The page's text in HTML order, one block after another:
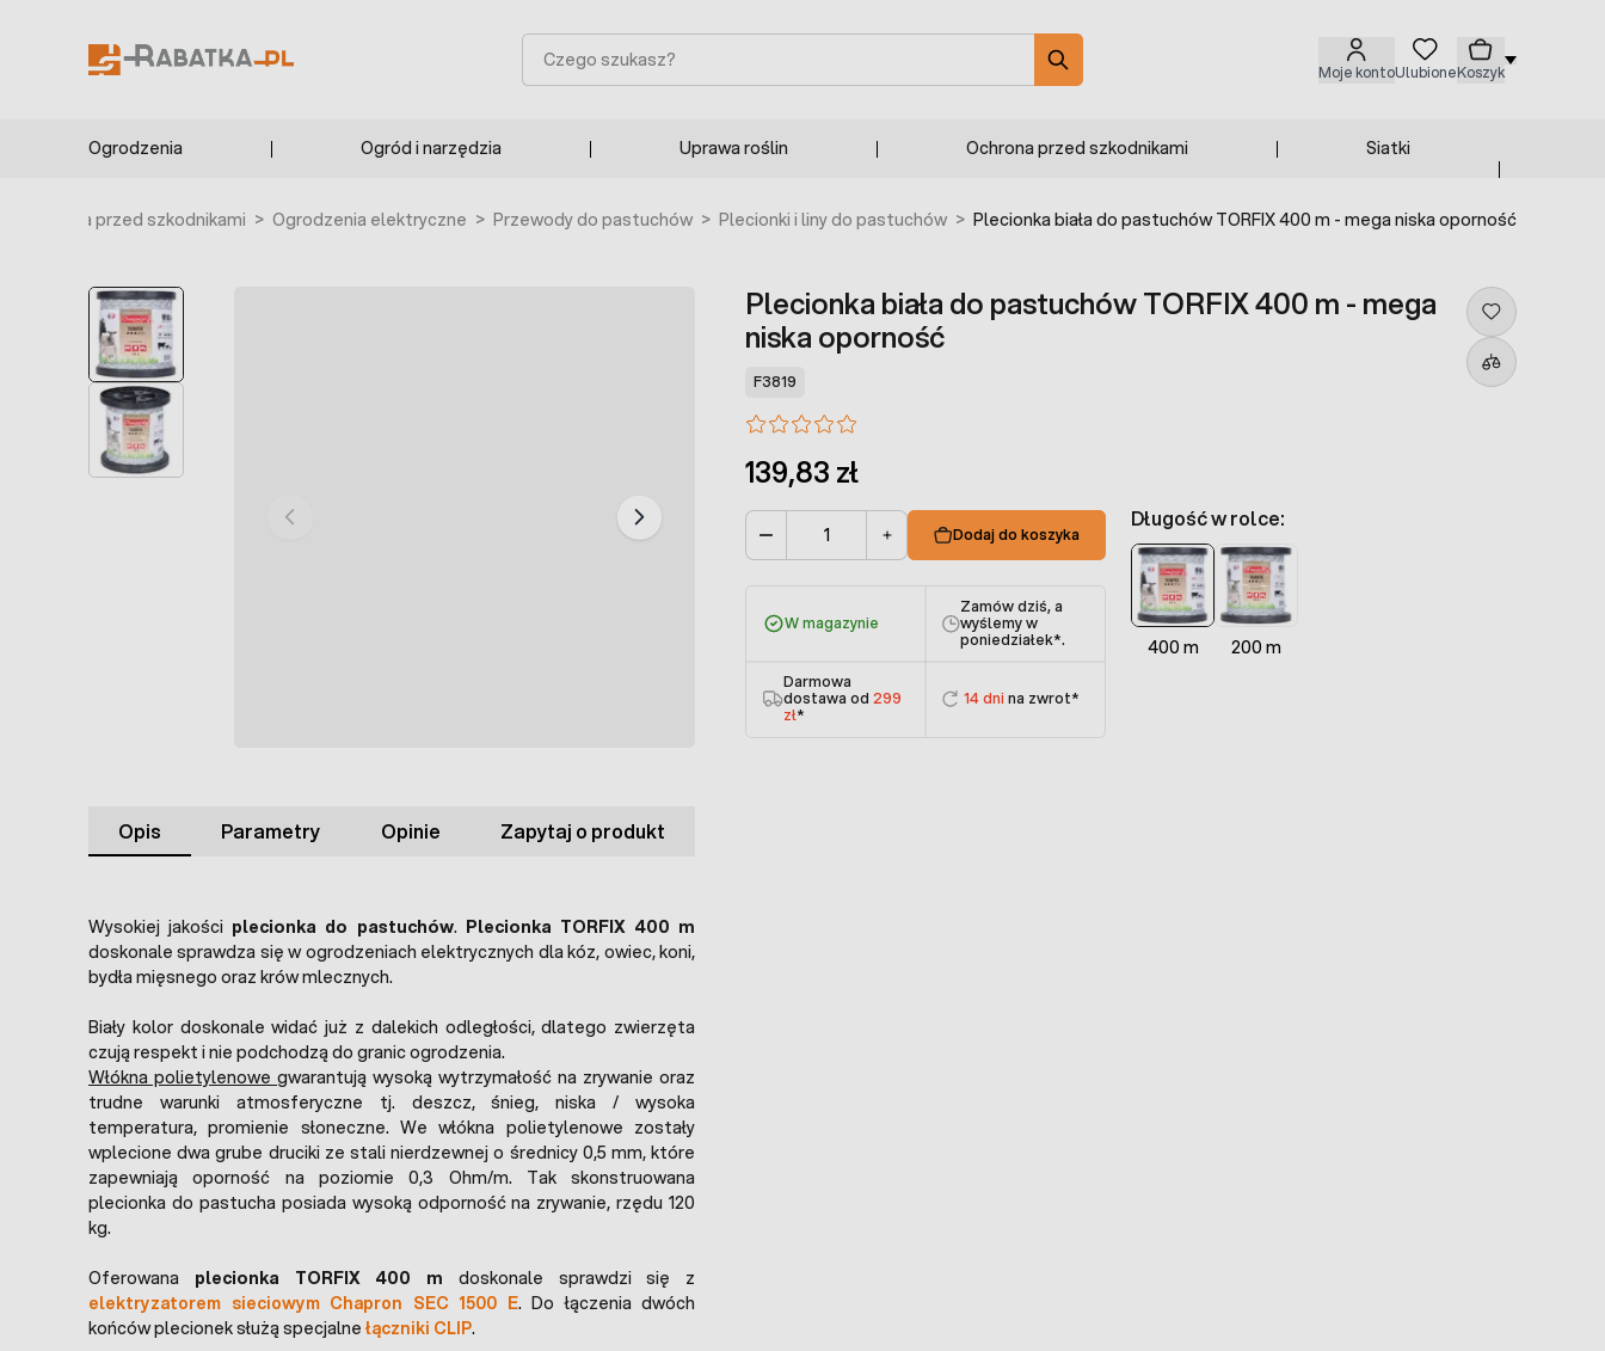
Moje kontoUlubioneKoszyk
Szukaj
Ogrodzenia Ogród i narzędzia Uprawa roślin Ochrona przed szkodnikami Siatki
Ochrona przed szkodnikami > Ogrodzenia elektryczne > Przewody do pastuchów > Plecionki i liny do pastuchów > Plecionka biała do pastuchów TORFIX 400 m - mega niska oporność
Plecionka biała do pastuchów TORFIX 400 m - mega
niska oporność
F3819
139,83 zł
Dodaj do koszyka
Długość w rolce:
400 m 200 m
W magazynie
Zamów dziś, a
wyślemy w
poniedziałek*.
Darmowa
dostawa od299
zł*
14 dni na zwrot*
Opis Parametry Opinie Zapytaj o produkt
Wysokiej jakości plecionka do pastuchów. Plecionka TORFIX 400 m
doskonale sprawdza się w ogrodzeniach elektrycznych dla kóz, owiec, koni,
bydła mięsnego oraz krów mlecznych.
Biały kolor doskonale widać już z dalekich odległości, dlatego zwierzęta
czują respekt i nie podchodzą do granic ogrodzenia.
Włókna polietylenowegwarantują wysoką wytrzymałość na zrywanie oraz
trudne warunki atmosferyczne tj. deszcz, śnieg, niska / wysoka
temperatura, promienie słoneczne. We włókna polietylenowe zostały
wplecione dwa grube druciki ze stali nierdzewnej o średnicy 0,5 mm, które
zapewniają oporność na poziomie 0,3 Ohm/m. Tak skonstruowana
plecionka do pastucha posiada wysoką odporność na zrywanie, rzędu 120
kg.
Oferowana plecionka TORFIX 400 m doskonale sprawdzi się z
elektryzatorem sieciowym Chapron SEC 1500 E. Do łączenia dwóch
końców plecionek służą specjalnełączniki CLIP.